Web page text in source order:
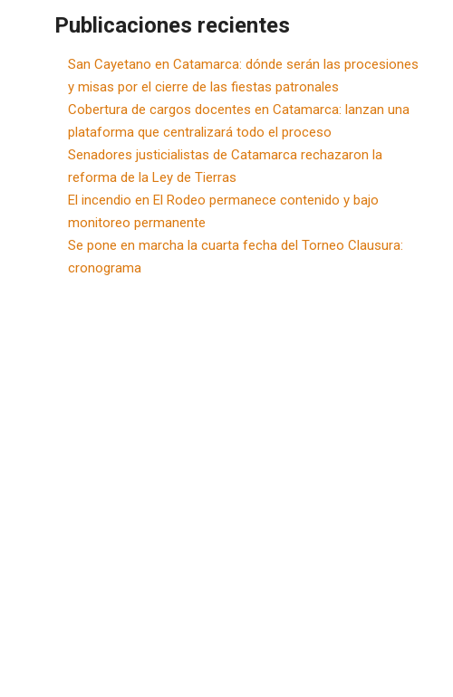
Publicaciones recientes
San Cayetano en Catamarca: dónde serán las procesiones
y misas por el cierre de las fiestas patronales
Cobertura de cargos docentes en Catamarca: lanzan una
plataforma que centralizará todo el proceso
Senadores justicialistas de Catamarca rechazaron la
reforma de la Ley de Tierras
El incendio en El Rodeo permanece contenido y bajo
monitoreo permanente
Se pone en marcha la cuarta fecha del Torneo Clausura:
cronograma